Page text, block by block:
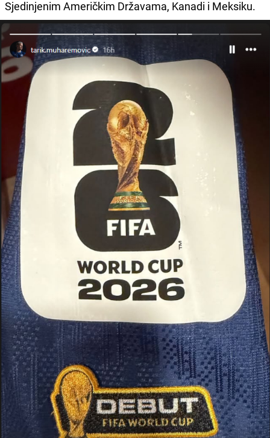
Sjedinjenim Američkim Državama, Kanadi i Meksiku.